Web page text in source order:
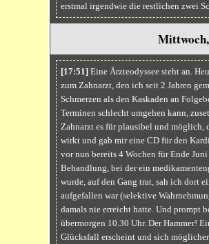
erstmal irgendwie die restlichen zwei
[17:51]Eine Ärzteodyssee steht an.
zum Zahnarzt, den ich seit 2 Jahren
Schmerzen als den Kaskaden an
Terminen schlecht umgehen kann,
Zahnarzt es für plausibel und möglich,
wirkt und gab mir eine CD für den
vor nun bereits 4 Wochen für Ende
Behandlung, bei der ein
wurde, auf den Gang trat, sah ich dort
aufgefallen war (selektive
damals nie erreicht hatte. Und prompt
übermorgen 10.30 Uhr. Der Hammer!
Glücksfall erscheint und sich